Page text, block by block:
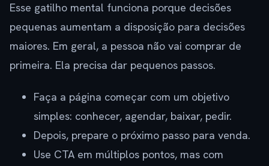
Esse gatilho mental funciona porque decisões
pequenas aumentam a disposição para decisões
maiores. Em geral, a pessoa não vai comprar de
primeira. Ela precisa dar pequenos passos.
Faça a página começar com um objetivo
simples: conhecer, agendar, baixar, pedir.
Depois, prepare o próximo passo para venda.
Use CTA em múltiplos pontos, mas com